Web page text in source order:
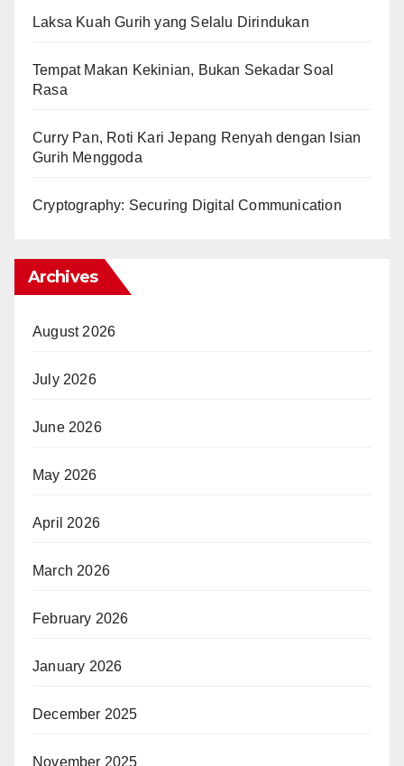
Laksa Kuah Gurih yang Selalu Dirindukan
Tempat Makan Kekinian, Bukan Sekadar Soal
Rasa
Curry Pan, Roti Kari Jepang Renyah dengan Isian
Gurih Menggoda
Cryptography: Securing Digital Communication
Archives
August 2026
July 2026
June 2026
May 2026
April 2026
March 2026
February 2026
January 2026
December 2025
November 2025